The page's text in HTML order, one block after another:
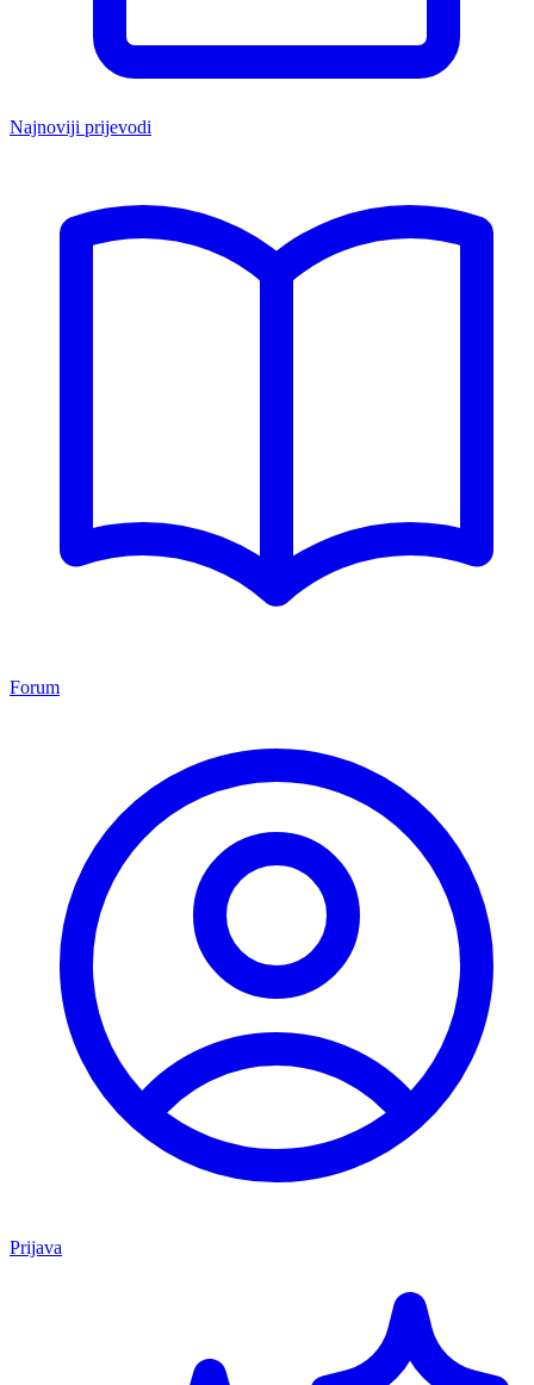
Najnoviji prijevodi
Forum
Prijava